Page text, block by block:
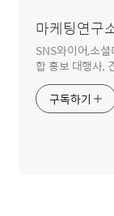
마케팅연구
SNS와이어,소
합 홍보 대행사,
구독하기